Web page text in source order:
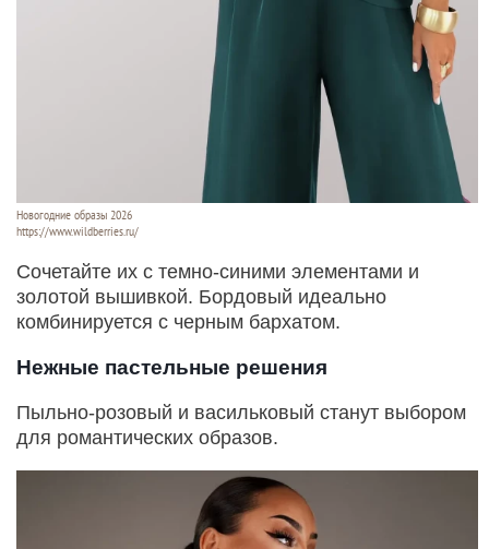
Новогодние образы 2026
https://www.wildberries.ru/
Сочетайте их с темно-синими элементами и
золотой вышивкой. Бордовый идеально
комбинируется с черным бархатом.
Нежные пастельные решения
Пыльно-розовый и васильковый станут выбором
для романтических образов.